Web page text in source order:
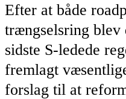
Efter at både
trængselsring blev
sidste S-ledede
fremlagt
forslag til at